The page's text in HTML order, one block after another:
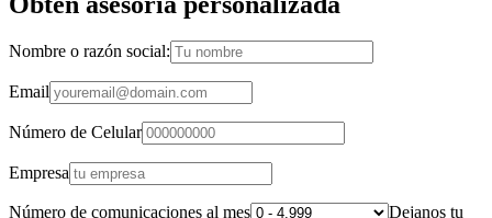
Nombre o razón social:
Email
Número de Celular
Empresa
Número de comunicaciones al mes Dejanos tu